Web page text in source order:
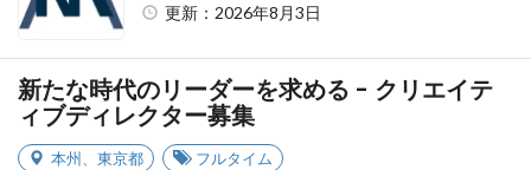
更新：2026年8月3日
新たな時代のリーダーを求める - クリエイテ
ィブディレクター募集
本州 東京都 フルタイム